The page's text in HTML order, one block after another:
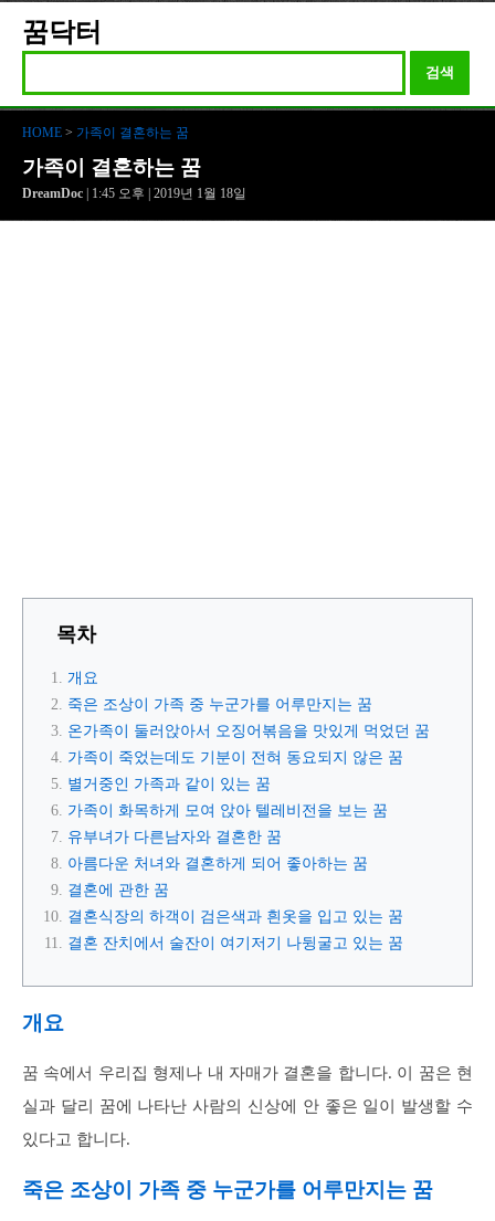
꿈닥터
검색
HOME > 가족이 결혼하는 꿈
가족이 결혼하는 꿈
DreamDoc | 1:45 오후 | 2019년 1월 18일
목차
개요
죽은 조상이 가족 중 누군가를 어루만지는 꿈
온가족이 둘러앉아서 오징어볶음을 맛있게 먹었던 꿈
가족이 죽었는데도 기분이 전혀 동요되지 않은 꿈
별거중인 가족과 같이 있는 꿈
가족이 화목하게 모여 앉아 텔레비전을 보는 꿈
유부녀가 다른남자와 결혼한 꿈
아름다운 처녀와 결혼하게 되어 좋아하는 꿈
결혼에 관한 꿈
결혼식장의 하객이 검은색과 흰옷을 입고 있는 꿈
결혼 잔치에서 술잔이 여기저기 나뒹굴고 있는 꿈
개요
꿈 속에서 우리집 형제나 내 자매가 결혼을 합니다. 이 꿈은 현
실과 달리 꿈에 나타난 사람의 신상에 안 좋은 일이 발생할 수
있다고 합니다.
죽은 조상이 가족 중 누군가를 어루만지는 꿈